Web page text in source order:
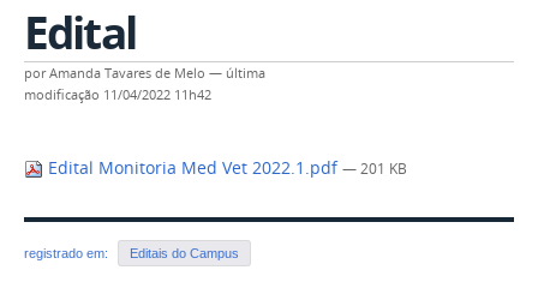
Edital
porAmanda Tavares de Melo — última
modificação 11/04/2022 11h42
Edital Monitoria Med Vet 2022.1.pdf — 201 KB
registrado em: Editais do Campus